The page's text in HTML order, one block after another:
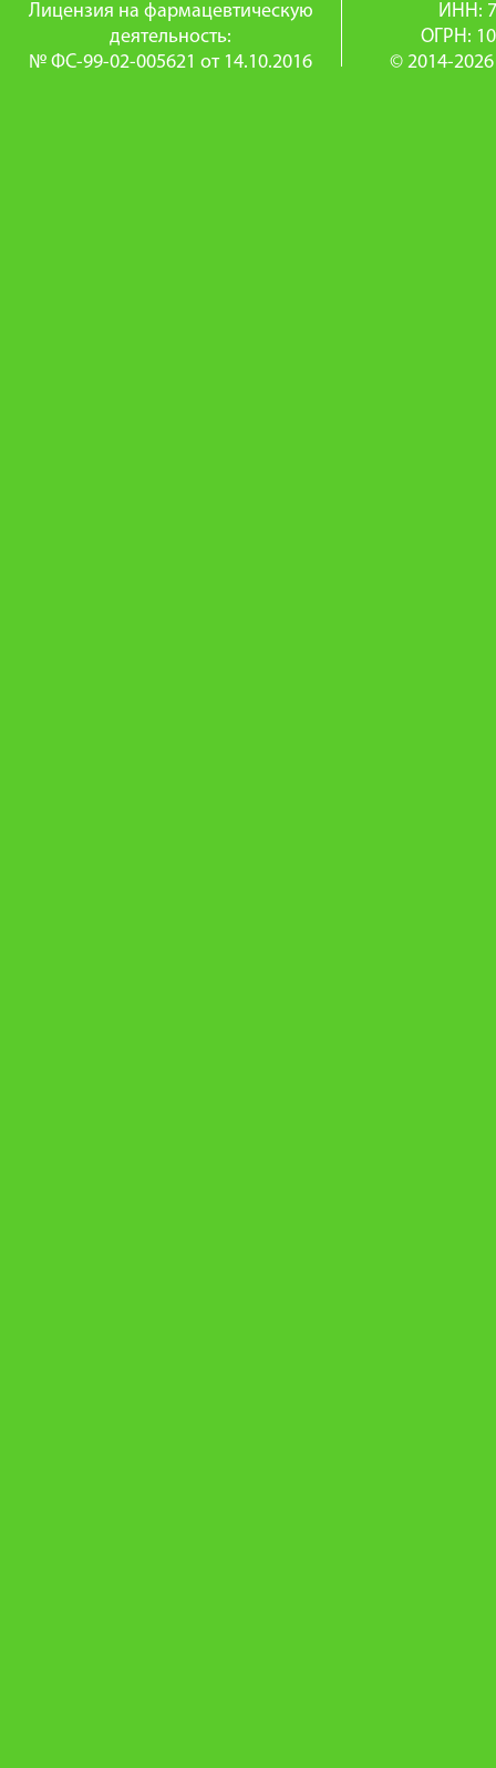
Лицензия на фармацевтическую
деятельность:
№ ФС-99-02-005621 от 14.10.2016
ИНН:
ОГРН:
© 2014-